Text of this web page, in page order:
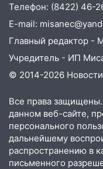
Телефон: (8422) 46-
E-mail:
Главный редактор -
Учредитель - ИП
© 2014-2026
Все права
данном веб-сайте,
персонального
дальнейшему
распространению в
письменного